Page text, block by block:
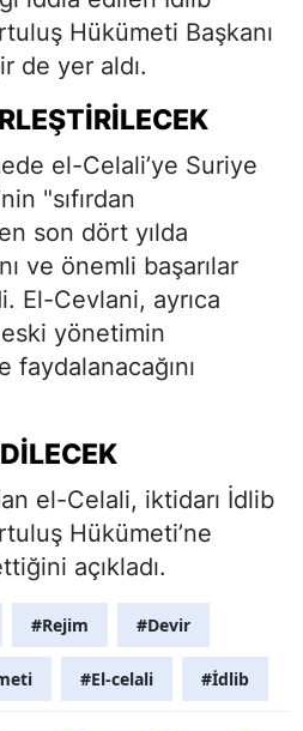
Hükümeti Başkanı
de yer aldı.
el-Celali’ye Suriye
"sıfırdan
son dört yılda
ve önemli başarılar
El-Cevlani, ayrıca
yönetimin
el-Celali, iktidarı İdlib
Hükümeti’ne
açıkladı.
#Rejim #Devir
#El-celali #İdlib